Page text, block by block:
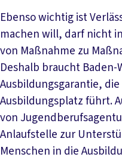
Ebenso wichtig ist
machen will, darf nicht
von Maßnahme zu
Deshalb braucht
Ausbildungsgarantie,
Ausbildungsplatz führt.
von
Anlaufstelle zur
Menschen in die